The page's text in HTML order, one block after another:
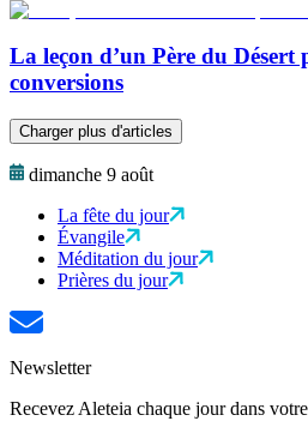
La leçon d’un Père du Désert
conversions
Charger plus d'articles
dimanche 9 août
La fête du jour
Évangile
Méditation du jour
Prières du jour
Newsletter
Recevez Aleteia chaque jour dans